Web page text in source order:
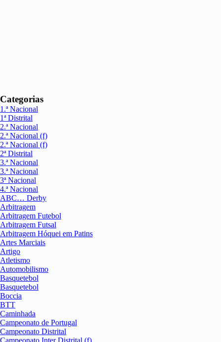
Categorias
1.ª Nacional
1ª Distrital
2.ª Nacional
2.ª Nacional (f)
2.ª Nacional (f)
2ª Distrital
3.ª Nacional
3.ª Nacional
3ª Nacional
4.ª Nacional
ABC… Derby
Arbitragem
Arbitragem Futebol
Arbitragem Futsal
Arbitragem Hóquei em Patins
Artes Marciais
Artigo
Atletismo
Automobilismo
Basquetebol
Basquetebol
Boccia
BTT
Caminhada
Campeonato de Portugal
Campeonato Distrital